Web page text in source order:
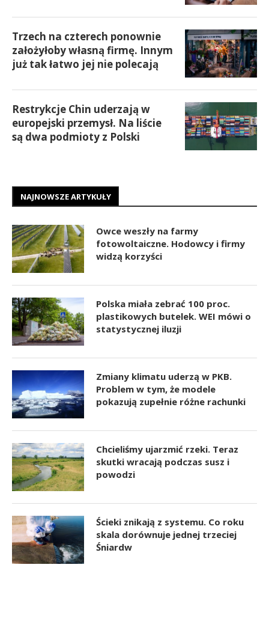
Trzech na czterech ponownie
założyłoby własną firmę. Innym
już tak łatwo jej nie polecają
Restrykcje Chin uderzają w
europejski przemysł. Na liście
są dwa podmioty z Polski
NAJNOWSZE ARTYKUŁY
Owce weszły na farmy
fotowoltaiczne. Hodowcy i firmy
widzą korzyści
Polska miała zebrać 100 proc.
plastikowych butelek. WEI mówi o
statystycznej iluzji
Zmiany klimatu uderzą w PKB.
Problem w tym, że modele
pokazują zupełnie różne rachunki
Chcieliśmy ujarzmić rzeki. Teraz
skutki wracają podczas susz i
powodzi
Ścieki znikają z systemu. Co roku
skala dorównuje jednej trzeciej
Śniardw